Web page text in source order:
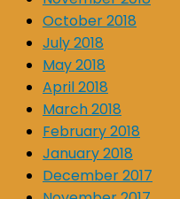
October 2018
July 2018
May 2018
April 2018
March 2018
February 2018
January 2018
December 2017